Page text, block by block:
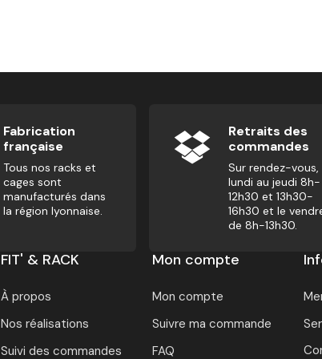
Fabrication
française
Tous nos racks et
cages sont
manufacturés dans
la région lyonnaise.
Retraits des
commandes
Sur rendez-vous,
lundi au jeudi 8h-
12h30 et 13h30-
16h30 et le
de 8h-13h30.
FIT' & RACK
À propos
Nos réalisations
Suivi des commandes
Mon compte
Mon compte
Suivre ma commande
FAQ